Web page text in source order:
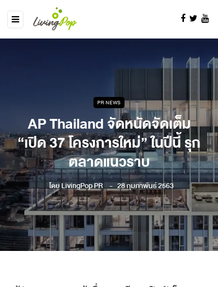
PR NEWS
AP Thailand จัดหนัดจัดเต็ม
“เปิด 37 โครงการใหม่” ในปีนี้ รุก
ตลาดแนวราบ
โดยLivingPop PR 28 กุมภาพันธ์ 2563